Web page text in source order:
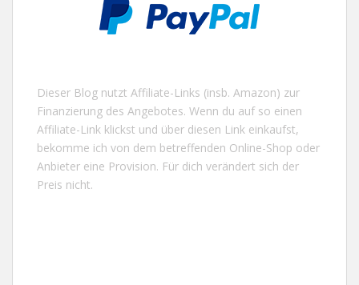
Dieser Blog nutzt Affiliate-Links (insb. Amazon) zur
Finanzierung des Angebotes. Wenn du auf so einen
Affiliate-Link klickst und über diesen Link einkaufst,
bekomme ich von dem betreffenden Online-Shop oder
Anbieter eine Provision. Für dich verändert sich der
Preis nicht.